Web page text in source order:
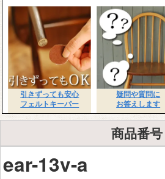
引きずっても安心
フェルトキーパー
疑問や質問に
お答えします
商品番号
ear-13v-a